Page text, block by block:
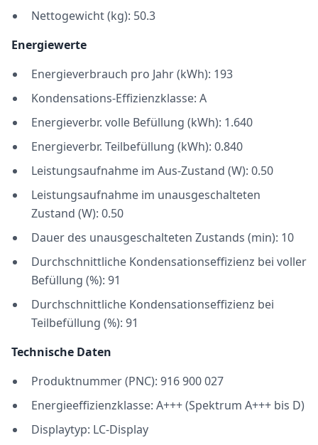
Nettogewicht (kg): 50.3
Energiewerte
Energieverbrauch pro Jahr (kWh): 193
Kondensations-Effizienzklasse: A
Energieverbr. volle Befüllung (kWh): 1.640
Energieverbr. Teilbefüllung (kWh): 0.840
Leistungsaufnahme im Aus-Zustand (W): 0.50
Leistungsaufnahme im unausgeschalteten
Zustand (W): 0.50
Dauer des unausgeschalteten Zustands (min): 10
Durchschnittliche Kondensationseffizienz bei voller
Befüllung (%): 91
Durchschnittliche Kondensationseffizienz bei
Teilbefüllung (%): 91
Technische Daten
Produktnummer (PNC): 916 900 027
Energieeffizienzklasse: A+++ (Spektrum A+++ bis D)
Displaytyp: LC-Display